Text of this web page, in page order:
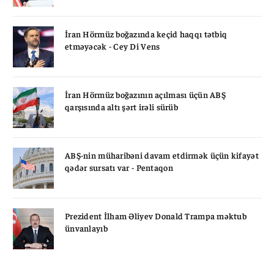
İran Hörmüz boğazında keçid haqqı tətbiq
etməyəcək - Cey Di Vens
İran Hörmüz boğazının açılması üçün ABŞ
qarşısında altı şərt irəli sürüb
ABŞ-nin müharibəni davam etdirmək üçün kifayət
qədər sursatı var - Pentaqon
Prezident İlham Əliyev Donald Trampa məktub
ünvanlayıb